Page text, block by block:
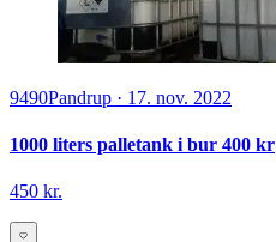
9490Pandrup · 17. nov. 2022
1000 liters palletank i bur 400 kr
450 kr.